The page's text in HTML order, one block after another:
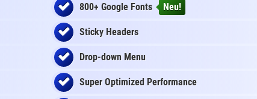
800+ Google Fonts Neu!
Sticky Headers
Drop-down Menu
Super Optimized Performance